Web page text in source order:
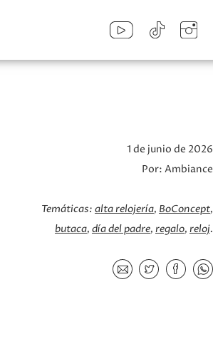
1 de junio de 2026
Por: Ambiance
Temáticas: alta relojería BoConcept
butaca día del padre regalo reloj